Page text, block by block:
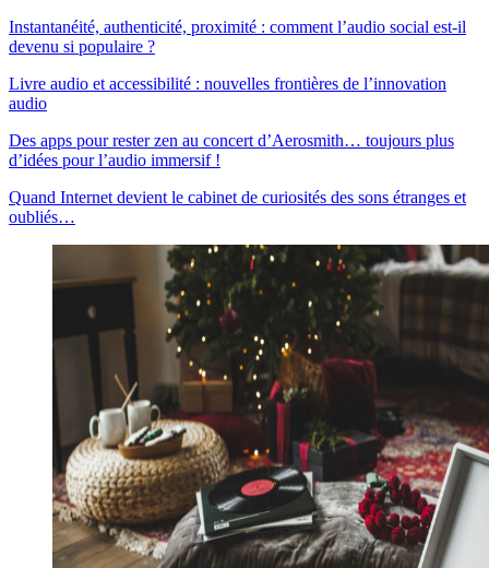
Instantanéité, authenticité, proximité : comment l’audio social est-il
devenu si populaire ?
Livre audio et accessibilité : nouvelles frontières de l’innovation
audio
Des apps pour rester zen au concert d’Aerosmith… toujours plus
d’idées pour l’audio immersif !
Quand Internet devient le cabinet de curiosités des sons étranges et
oubliés…